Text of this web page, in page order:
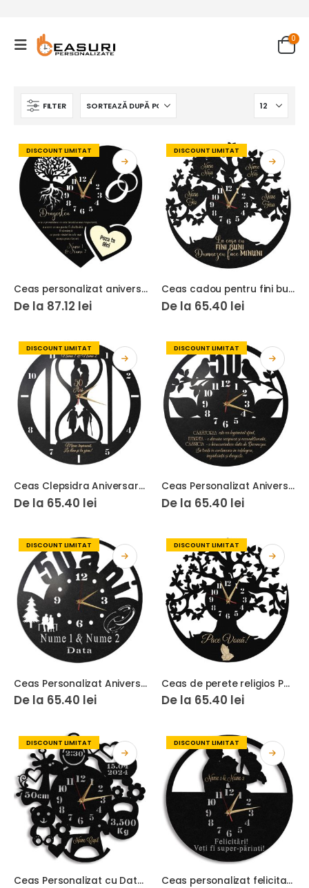
0
FILTER
DISCOUNT LIMITAT
Ceas personalizat aniversare casatorie copacul vietii Dragostea
De la 87.12 lei
DISCOUNT LIMITAT
Ceas cadou pentru fini buni copac cu inimi
De la 65.40 lei
DISCOUNT LIMITAT
Ceas Clepsidra Aniversare Mereu Impreuna 01
De la 65.40 lei
DISCOUNT LIMITAT
Ceas Personalizat Aniversare 50 Ani Casatorie cu porumbei
De la 65.40 lei
DISCOUNT LIMITAT
Ceas Personalizat Aniversare 50 Ani Casatorie
De la 65.40 lei
DISCOUNT LIMITAT
Ceas de perete religios Pace Voua
De la 65.40 lei
DISCOUNT LIMITAT
Ceas Personalizat cu Datele de Nastere Nou Nascut 01
DISCOUNT LIMITAT
Ceas personalizat felicitari veti fi super parinti